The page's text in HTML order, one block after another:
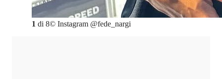
1 di 8© Instagram @fede_nargi